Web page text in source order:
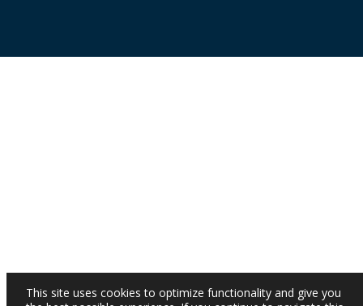
This site uses cookies to optimize functionality and give you